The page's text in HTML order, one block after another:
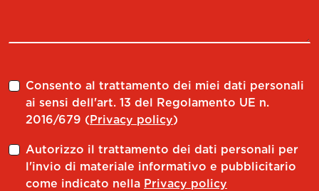
Consento al trattamento dei miei dati personali
ai sensi dell'art. 13 del Regolamento UE n.
2016/679 (Privacy policy)
Autorizzo il trattamento dei dati personali per
l'invio di materiale informativo e pubblicitario
come indicato nella Privacy policy